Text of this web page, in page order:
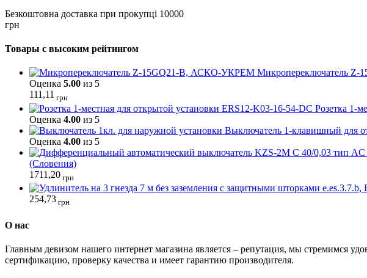
Безкоштовна доставка при прокупці 10000
грн
Товары с высоким рейтингом
Микропереключатель
Оценка 5.00 из 5
111,11 грн
Розетка 1-
Оценка 4.00 из 5
Выключатель 1-клавишный для
Оценка 4.00 из 5
(Словения)
1711,20 грн
254,73 грн
О нас
Главным девизом нашего интернет магазина является – репутация, мы стремимся
сертификацию, проверку качества и имеет гарантию производителя.